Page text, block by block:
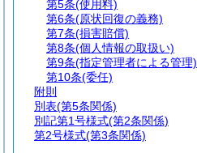
第5条(使用料)
第6条(原状回復の義務)
第7条(損害賠償)
第8条(個人情報の取扱い)
第9条(指定管理者による管理)
第10条(委任)
附則
別表(第5条関係)
別記第1号様式(第2条関係)
第2号様式(第3条関係)